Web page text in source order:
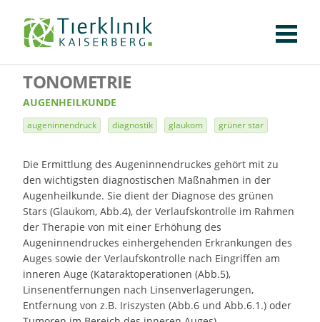
KLINIK
CHIRURGIE
AUGENHEILKUNDE
KARDIOLOGIE
BILDGEBUNG
INNERE MEDIZIN
WEITERE
AKTUELLES
KARRIERE
VERANSTALTUNGEN
PUBLIKATIONEN
DOWNLOADS
LEXIKON
KONTAKT
Tierklinik
Kaiserberg
TONOMETRIE
AUGENHEILKUNDE
augeninnendruck diagnostik glaukom grüner star
Die Ermittlung des Augeninnendruckes gehört mit zu
den wichtigsten diagnostischen Maßnahmen in der
Augenheilkunde. Sie dient der Diagnose des grünen
Stars (Glaukom, Abb.4), der Verlaufskontrolle im Rahmen
der Therapie von mit einer Erhöhung des
Augeninnendruckes einhergehenden Erkrankungen des
Auges sowie der Verlaufskontrolle nach Eingriffen am
inneren Auge (Kataraktoperationen (Abb.5),
Linsenentfernungen nach Linsenverlagerungen,
Entfernung von z.B. Iriszysten (Abb.6 und Abb.6.1.) oder